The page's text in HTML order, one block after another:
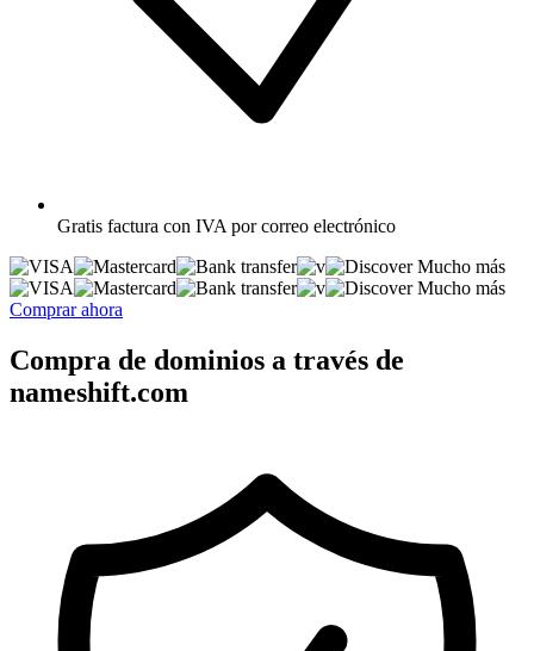
Gratis factura con IVA por correo electrónico
Mucho más
Mucho más
Comprar ahora
Compra de dominios a través de
nameshift.com